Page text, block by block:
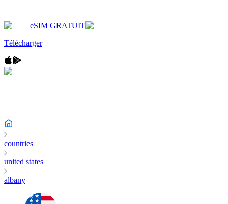
eSIM GRATUIT
Télécharger
countries
united states
albany